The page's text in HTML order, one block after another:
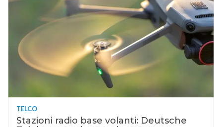
TELCO
Stazioni radio base volanti: Deutsche